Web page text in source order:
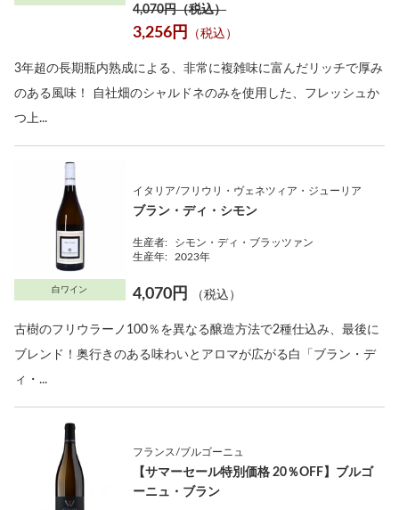
4,070円（税込）
3,256円 （税込）
3年超の長期瓶内熟成による、非常に複雑味に富んだリッチで厚み
のある風味！ 自社畑のシャルドネのみを使用した、フレッシュか
つ上...
白ワイン
イタリア/フリウリ・ヴェネツィア・ジューリア
ブラン・ディ・シモン
生産者:
シモン・ディ・ブラッツァン
生産年:
2023年
4,070円 （税込）
古樹のフリウラーノ100％を異なる醸造方法で2種仕込み、最後に
ブレンド！奥行きのある味わいとアロマが広がる白「ブラン・デ
ィ・...
フランス/ブルゴーニュ
【サマーセール特別価格 20％OFF】ブルゴ
ーニュ・ブラン